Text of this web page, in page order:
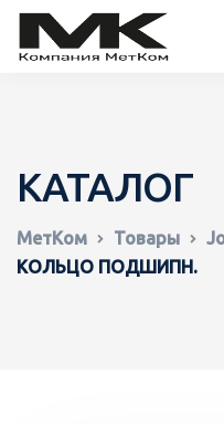
КАТАЛОГ
МетКом Товары
КОЛЬЦО ПОДШИПН.